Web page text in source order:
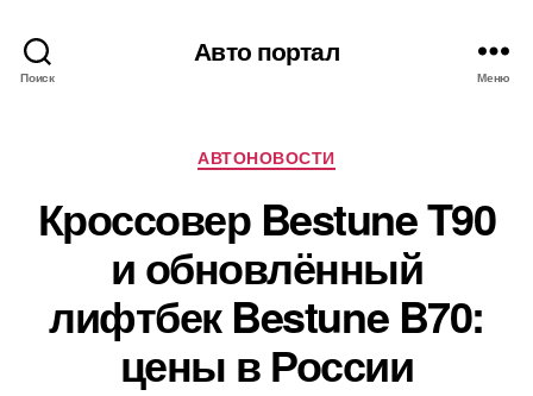
Поиск
Авто портал
Меню
Рубрики
АВТОНОВОСТИ
Кроссовер Bestune T90
и обновлённый
лифтбек Bestune B70:
цены в России